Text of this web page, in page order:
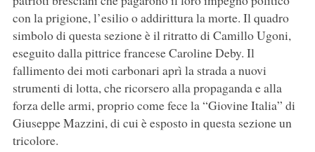
con la prigione, l’esilio o addirittura la morte. Il quadro
simbolo di questa sezione è il ritratto di Camillo Ugoni,
eseguito dalla pittrice francese Caroline Deby. Il
fallimento dei moti carbonari aprì la strada a nuovi
strumenti di lotta, che ricorsero alla propaganda e alla
forza delle armi, proprio come fece la “Giovine Italia” di
Giuseppe Mazzini, di cui è esposto in questa sezione un
tricolore.